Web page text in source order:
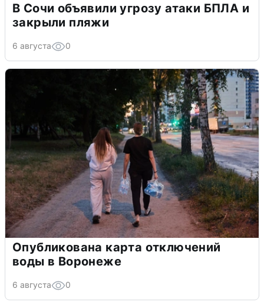
В Сочи объявили угрозу атаки БПЛА и
закрыли пляжи
6 августа 0
Опубликована карта отключений
воды в Воронеже
6 августа 0